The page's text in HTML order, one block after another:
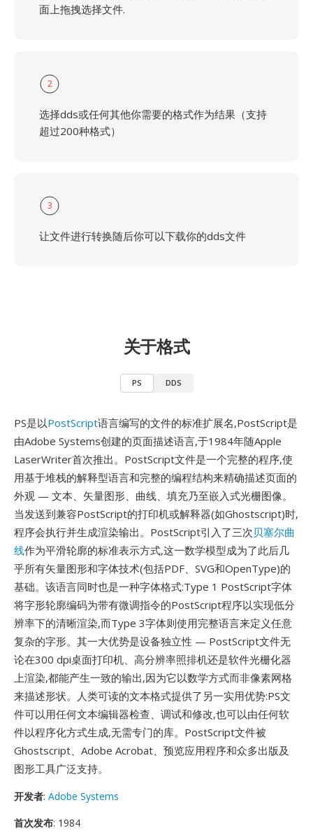
面上拖拽选择文件.
2
选择dds或任何其他你需要的格式作为结果（支持
超过200种格式）
3
让文件进行转换随后你可以下载你的dds文件
关于格式
PS DDS
PS是以PostScript语言编写的文件的标准扩展名,PostScript是
由Adobe Systems创建的页面描述语言,于1984年随Apple
LaserWriter首次推出。PostScript文件是一个完整的程序,使
用基于堆栈的解释型语言和完整的编程结构来精确描述页面的
外观 — 文本、矢量图形、曲线、填充乃至嵌入式光栅图像。
当发送到兼容PostScript的打印机或解释器(如Ghostscript)时,
程序会执行并生成渲染输出。PostScript引入了三次贝塞尔曲
线作为平滑轮廓的标准表示方式,这一数学模型成为了此后几
乎所有矢量图形和字体技术(包括PDF、SVG和OpenType)的
基础。该语言同时也是一种字体格式:Type 1 PostScript字体
将字形轮廓编码为带有微调指令的PostScript程序以实现低分
辨率下的清晰渲染,而Type 3字体则使用完整语言来定义任意
复杂的字形。其一大优势是设备独立性 — PostScript文件无
论在300 dpi桌面打印机、高分辨率照排机还是软件光栅化器
上渲染,都能产生一致的输出,因为它以数学方式而非像素网格
来描述形状。人类可读的文本格式提供了另一实用优势:PS文
件可以用任何文本编辑器检查、调试和修改,也可以由任何软
件以程序化方式生成,无需专门的库。PostScript文件被
Ghostscript、Adobe Acrobat、预览应用程序和众多出版及
图形工具广泛支持。
开发者: Adobe Systems
首次发布: 1984